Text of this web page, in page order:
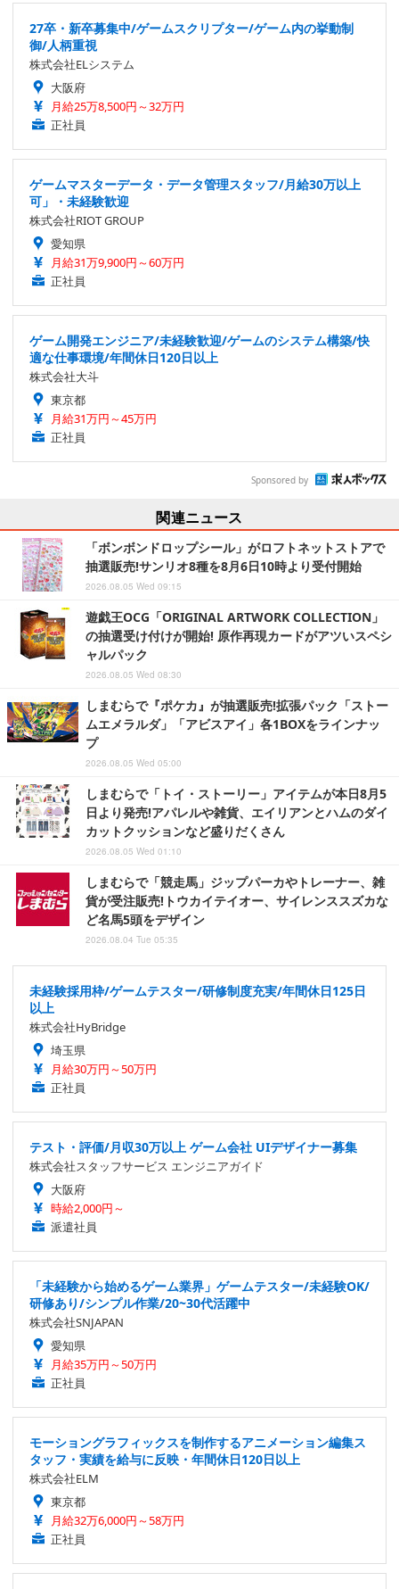
27卒・新卒募集中/ゲームスクリプター/ゲーム内の挙動制
御/人柄重視
株式会社ELシステム
大阪府
月給25万8,500円～32万円
正社員
ゲームマスターデータ・データ管理スタッフ/月給30万以上
可」・未経験歓迎
株式会社RIOT GROUP
愛知県
月給31万9,900円～60万円
正社員
ゲーム開発エンジニア/未経験歓迎/ゲームのシステム構築/快
適な仕事環境/年間休日120日以上
株式会社大斗
東京都
月給31万円～45万円
正社員
Sponsored by
関連ニュース
「ボンボンドロップシール」がロフトネットストアで
抽選販売!サンリオ8種を8月6日10時より受付開始
2026.08.05 Wed 09:15
遊戯王OCG「ORIGINAL ARTWORK COLLECTION」
の抽選受け付けが開始! 原作再現カードがアツいスペシ
ャルパック
2026.08.05 Wed 08:30
しまむらで『ポケカ』が抽選販売!拡張パック「ストー
ムエメラルダ」「アビスアイ」各1BOXをラインナッ
プ
2026.08.05 Wed 05:00
しまむらで「トイ・ストーリー」アイテムが本日8月5
日より発売!アパレルや雑貨、エイリアンとハムのダイ
カットクッションなど盛りだくさん
2026.08.05 Wed 01:10
しまむらで「競走馬」ジップパーカやトレーナー、雑
貨が受注販売!トウカイテイオー、サイレンススズカな
ど名馬5頭をデザイン
2026.08.04 Tue 05:35
未経験採用枠/ゲームテスター/研修制度充実/年間休日125日
以上
株式会社HyBridge
埼玉県
月給30万円～50万円
正社員
テスト・評価/月収30万以上 ゲーム会社 UIデザイナー募集
株式会社スタッフサービス エンジニアガイド
大阪府
時給2,000円～
派遣社員
「未経験から始めるゲーム業界」ゲームテスター/未経験OK/
研修あり/シンプル作業/20~30代活躍中
株式会社SNJAPAN
愛知県
月給35万円～50万円
正社員
モーショングラフィックスを制作するアニメーション編集ス
タッフ・実績を給与に反映・年間休日120日以上
株式会社ELM
東京都
月給32万6,000円～58万円
正社員